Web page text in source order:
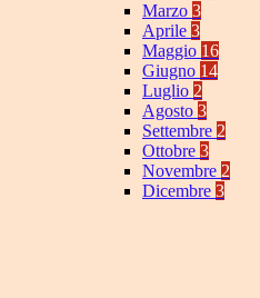
Marzo 3
Aprile 3
Maggio 16
Giugno 14
Luglio 2
Agosto 3
Settembre 2
Ottobre 3
Novembre 2
Dicembre 3